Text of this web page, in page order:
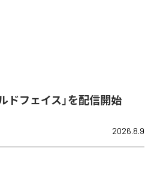
ドフェイス」を配信開始
2026.8.9